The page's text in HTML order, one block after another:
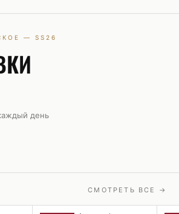
— SS26
день
СМОТРЕТЬ ВСЕ →